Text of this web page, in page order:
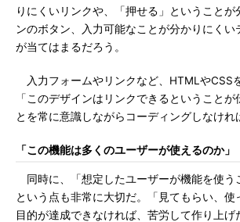
りにくいリンクや、「押せる」ということが
ンのボタン、入力可能なことが分かりにくい
が当てはまるだろう。
入力フォームやリンクなど、HTMLやCSS
「このデザインはリンクできるということが
とを常に意識しながらコーディングしなけれ
「この機能は多くのユーザーが使えるのか」
同時に、「想定したユーザーが機能を使う
という点も非常に大切だ。「見てもらい、使
目的が達成できなければ、苦労して作り上げ